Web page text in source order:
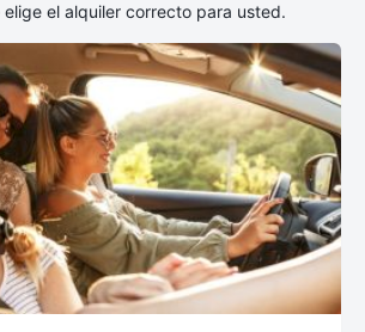
el alquiler correcto para usted.